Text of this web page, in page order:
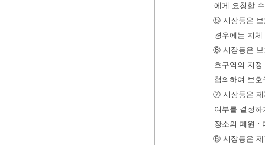
에게 요청할
⑤ 시장등은 보
경우에는 지
⑥ 시장등은 보
호구역의 지
협의하여 보
⑦ 시장등은 제
여부를 결정
장소의 폐원
⑧ 시장등은 제